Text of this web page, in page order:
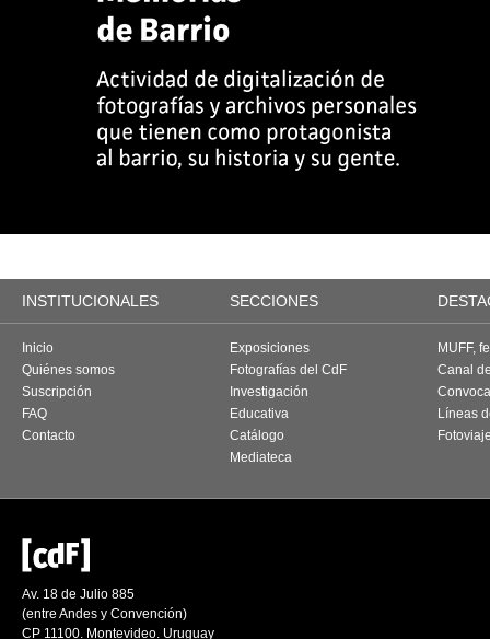
INSTITUCIONALES SECCIONES
Inicio
Quiénes somos
Suscripción
FAQ
Contacto
Exposiciones
Fotografías del CdF
Investigación
Educativa
Catálogo
Mediateca
MUFF,
Canal
Líneas
Av. 18 de Julio 885
(entre Andes y Convención)
CP 11100. Montevideo. Uruguay